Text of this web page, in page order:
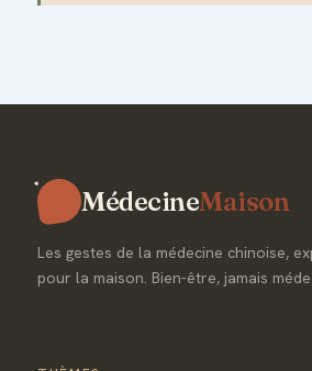
MédecineMaison
Les gestes de la médecine chinoise,
pour la maison. Bien-être, jamais